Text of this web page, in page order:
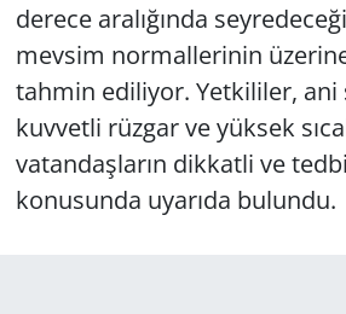
derece aralığında
mevsim normallerinin üzerine
tahmin ediliyor. Yetkililer, ani
kuvvetli rüzgar ve yüksek
vatandaşların dikkatli ve
konusunda uyarıda bulundu.